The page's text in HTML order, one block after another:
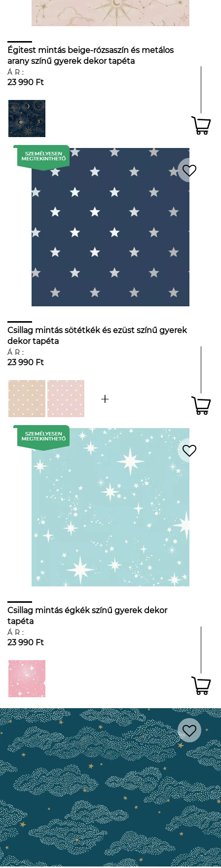
Égitest mintás beige-rózsaszín és metálos
arany színű gyerek dekor tapéta
ÁR:
23 990 Ft
Csillag mintás sötétkék és ezüst színű gyerek
dekor tapéta
ÁR:
23 990 Ft
Csillag mintás égkék színű gyerek dekor
tapéta
ÁR:
23 990 Ft